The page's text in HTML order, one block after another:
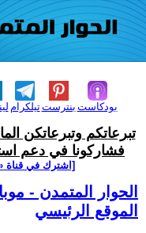
تيلكرامبنترست بودكاست
تبرعاتكم وتبرعاتكن
فشاركونا في دعم
[اشترك في قناة
الحوار المتمدن -
الموقع الرئيسي